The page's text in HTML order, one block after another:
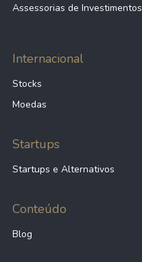
Assessorias de Investimentos
Internacional
Stocks
Moedas
Startups
Startups e Alternativos
Conteúdo
Blog